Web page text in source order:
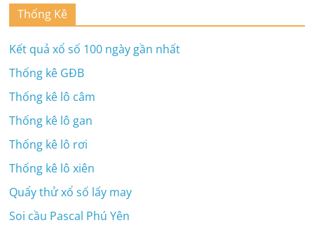
Thống Kê
Kết quả xổ số 100 ngày gần nhất
Thống kê GĐB
Thống kê lô câm
Thống kê lô gan
Thống kê lô rơi
Thống kê lô xiên
Quẩy thử xổ số lấy may
Soi cầu Pascal Phú Yên